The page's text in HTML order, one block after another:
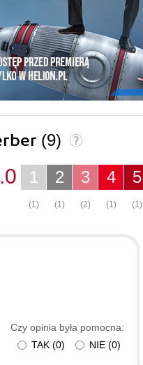
(9)
5
(1)
4
(1)
3
(2)
2
(1)
1
(1)
Czy opinia była pomocna:
TAK (0) NIE (0)